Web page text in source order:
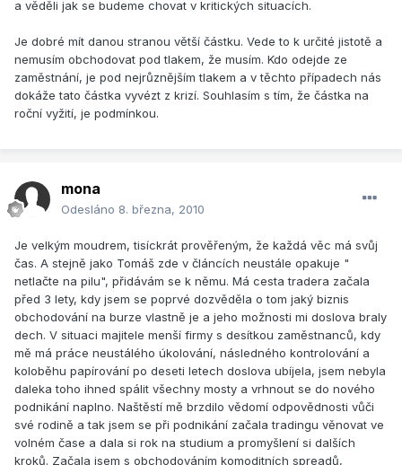
a věděli jak se budeme chovat v kritických situacích.
Je dobré mít danou stranou větší částku. Vede to k určité jistotě a
nemusím obchodovat pod tlakem, že musím. Kdo odejde ze
zaměstnání, je pod nejrůznějším tlakem a v těchto případech nás
dokáže tato částka vyvézt z krizí. Souhlasím s tím, že částka na
roční vyžití, je podmínkou.
mona
Odesláno 8. března, 2010
Je velkým moudrem, tisíckrát prověřeným, že každá věc má svůj
čas. A stejně jako Tomáš zde v článcích neustále opakuje "
netlačte na pilu", přidávám se k němu. Má cesta tradera začala
před 3 lety, kdy jsem se poprvé dozvěděla o tom jaký biznis
obchodování na burze vlastně je a jeho možnosti mi doslova braly
dech. V situaci majitele menší firmy s desítkou zaměstnanců, kdy
mě má práce neustálého úkolování, následného kontrolování a
koloběhu papírování po deseti letech doslova ubíjela, jsem nebyla
daleka toho ihned spálit všechny mosty a vrhnout se do nového
podnikání naplno. Naštěstí mě brzdilo vědomí odpovědnosti vůči
své rodině a tak jsem se při podnikání začala tradingu věnovat ve
volném čase a dala si rok na studium a promyšlení si dalších
kroků. Začala jsem s obchodováním komoditních spreadů,